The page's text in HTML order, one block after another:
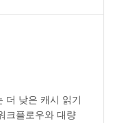
더 낮은 캐시 읽기
크플로우와 대량